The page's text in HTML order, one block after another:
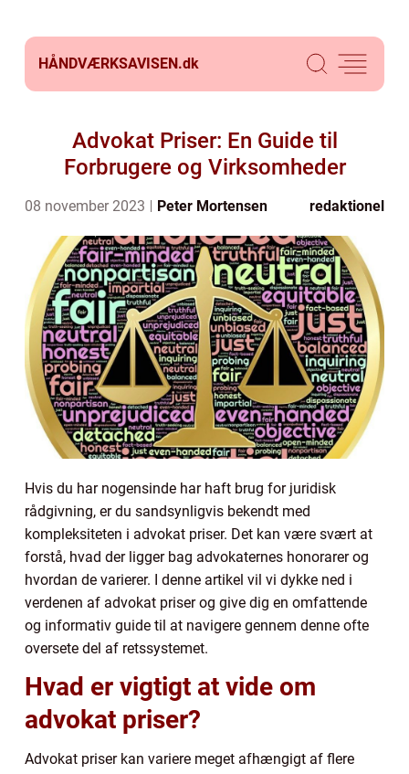
HÅNDVÆRKSAVISEN.dk
Advokat Priser: En Guide til
Forbrugere og Virksomheder
08 november 2023 Peter Mortensen redaktionel
Hvis du har nogensinde har haft brug for juridisk
rådgivning, er du sandsynligvis bekendt med
kompleksiteten i advokat priser. Det kan være svært at
forstå, hvad der ligger bag advokaternes honorarer og
hvordan de varierer. I denne artikel vil vi dykke ned i
verdenen af advokat priser og give dig en omfattende
og informativ guide til at navigere gennem denne ofte
oversete del af retssystemet.
Hvad er vigtigt at vide om
advokat priser?
Advokat priser kan variere meget afhængigt af flere